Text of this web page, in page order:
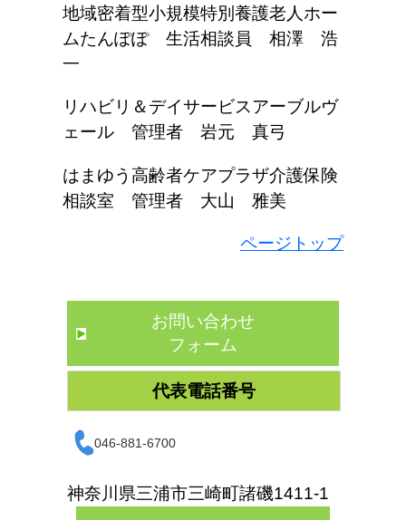
地域密着型小規模特別養護老人ホー
ムたんぽぽ 生活相談員 相澤 浩
一
リハビリ＆デイサービスアーブルヴ
ェール 管理者 岩元 真弓
はまゆう高齢者ケアプラザ介護保険
相談室 管理者 大山 雅美
ページトップ
お問い合わせ
フォーム
代表電話番号
046-881-6700
神奈川県三浦市三崎町諸磯1411-1